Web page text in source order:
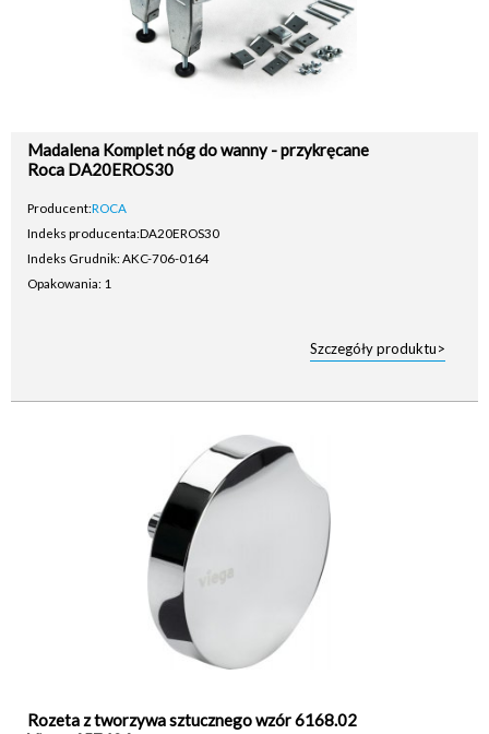
Madalena Komplet nóg do wanny - przykręcane
Roca DA20EROS30
Producent:ROCA
Indeks producenta:DA20EROS30
Indeks Grudnik: AKC-706-0164
Opakowania: 1
Szczegóły produktu>
Rozeta z tworzywa sztucznego wzór 6168.02